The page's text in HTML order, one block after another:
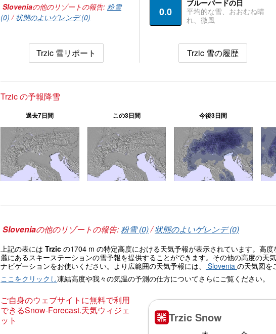
Sloveniaの他のリゾートの報告: 粉雪
(0) /状態のよいゲレンデ (0)
Trzic 雪リポート
0.0
ブルーバードの日
平均的な雪、おおむね晴
れ、微風
Trzic 雪の履歴
Trzic の予報降雪
過去7日間 この3日間 今後3日間
Sloveniaの他のリゾートの報告:粉雪 (0)/状態のよいゲレンデ (0)
上記の表には Trzic の1704 m の特定高度における天気予報が表示されています。高度
麓にあるスキーステーションの雪予報を提供することができます。その他の高度の天
ナビゲーションをお使いください。より広範囲の天気予報には、
Slovenia の天気図を
ここをクリックし凍結高度や我々の気温の予測の仕方についてさらにご覧ください。
ご自身のウェブサイトに無料で利用
できるSnow-Forecast.天気ウィジェ
ット